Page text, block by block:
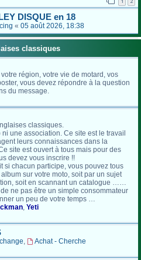
DISQUE en 18
« 05 août 2026, 18:38
classiques
région, votre vie de motard, vos
vous devez répondre à la question
du message.
classiques.
une association. Ce site est le travail
leurs connaissances dans la
site est ouvert à tous mais pour des
devez vous inscrire !!
si chacun participe, vous pouvez tous
sur votre moto, soit par un sujet
soit en scannant un catalogue ……
ne pas être un simple consommateur
un peu de votre temps …
, Yeti
,
Achat - Cherche